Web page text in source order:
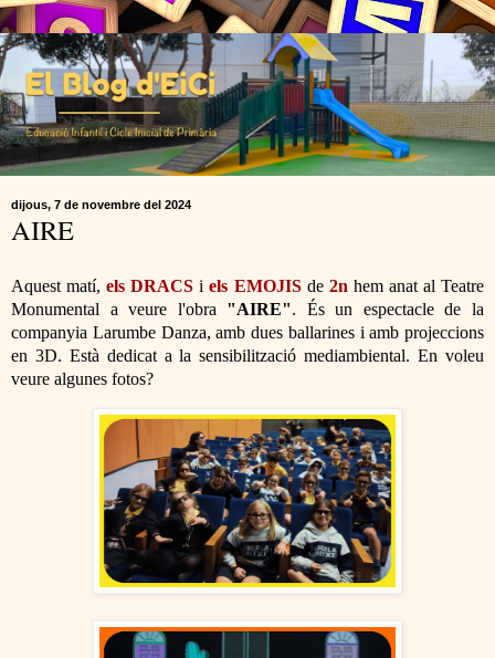
dijous, 7 de novembre del 2024
AIRE
Aquest matí, els DRACS iels EMOJISde 2n hem anat al Teatre
Monumental a veure l'obra "AIRE". És un espectacle de la
companyia Larumbe Danza, amb dues ballarines i amb projeccions
en 3D. Està dedicat a la sensibilització mediambiental. En voleu
veure algunes fotos?